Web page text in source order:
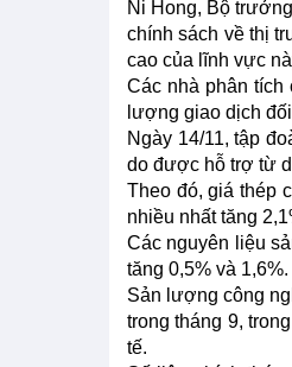
Ni Hong, Bộ
chính sách về thị
cao của lĩnh vực
Các nhà phân tích
lượng giao dịch
Ngày 14/11, tập
do được hỗ trợ từ
Theo đó, giá thép
nhiều nhất tăng
Các nguyên liệu
tăng 0,5% và 1,6%.
Sản lượng công
trong tháng 9,
tế.